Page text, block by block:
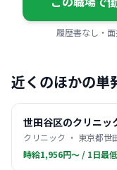
履歴書なし・
近くのほかの単
世田谷区のクリニッ
クリニック ・ 東京都世
時給1,956円〜 / 1日最